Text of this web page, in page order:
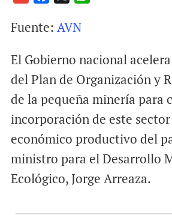
a
l
c
b
k
s
p
p
Fuente: AVN
El Gobierno nacional
del Plan de Organización y
de la pequeña minería para
incorporación de este
económico productivo del
ministro para el Desarrollo
Ecológico, Jorge Arreaza.